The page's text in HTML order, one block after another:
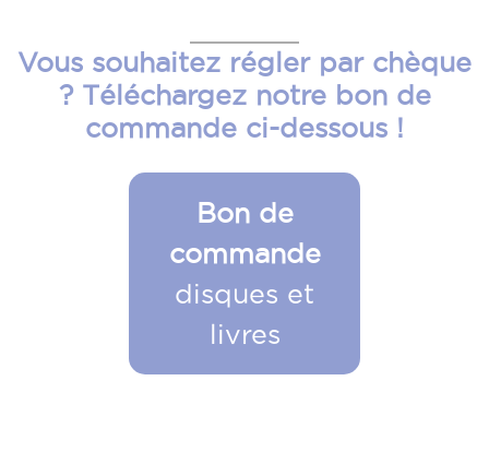
Vous souhaitez régler par chèque
? Téléchargez notre bon de
commande ci-dessous !
Bon de
commande
disques et
livres